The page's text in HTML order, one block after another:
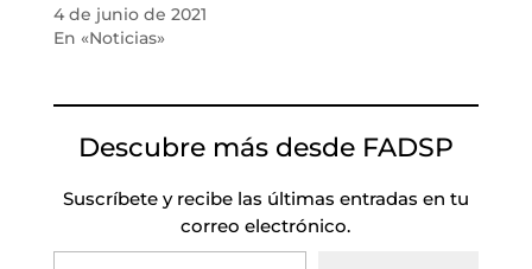
4 de junio de 2021
En «Noticias»
Descubre más desde FADSP
Suscríbete y recibe las últimas entradas en tu
correo electrónico.
Escribe tu correo electrónico…